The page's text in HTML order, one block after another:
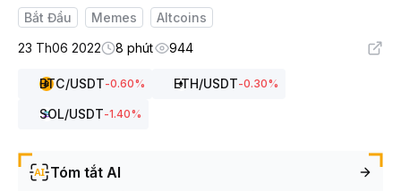
Bắt Đầu Memes
Altcoins
23 Th06 2022
8 phút 944
BTC/USDT-0.60% ETH/USDT-0.30%
SOL/USDT-1.40%
Tóm tắt AI